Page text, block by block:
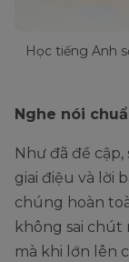
Học tiếng Anh
Nghe nói
Như đã đề
giai điệu và lời
chúng hoàn
không sai chút
mà khi lớn lên